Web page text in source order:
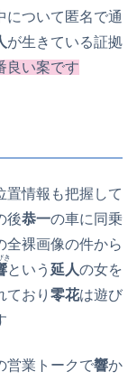
ついて匿名で通
が生きている証拠
い案です
置情報も把握して
後恭一の車に同乗
全裸画像の件から
き
という 延人の女を
ており 零花は遊び
営業トークで響か